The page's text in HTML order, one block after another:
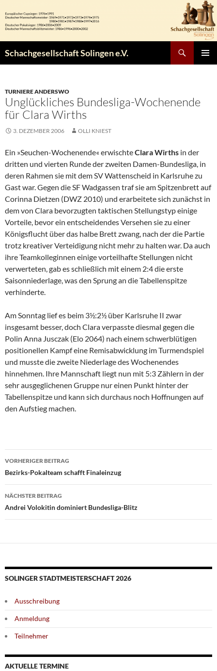
Inhalt
springen
Schachgesellschaft Solingen e.V.
TURNIERE ANDERSWO
Unglückliches Bundesliga-Wochenende
für Clara Wirths
3. DEZEMBER 2006 OLLI KNIEST
Ein »Seuchen-Wochenende« erwischteClara Wirths in der
dritten und vierten Runde der zweiten Damen-Bundesliga, in
deren Rahmen sie mit dem SV Wattenscheid in Karlsruhe zu
Gast war. Gegen die SF Wadgassen traf sie am Spitzenbrett auf
Corinna Dietzen (DWZ 2010) und erarbeitete sich zunächst in
dem von Clara bevorzugten taktischen Stellungstyp einige
Vorteile, bevor ein entscheidendes Versehen sie zu einer
Königsflucht über das halbe Brett zwang, nach der die Partie
trotz kreativer Verteidigung nicht mehr zu halten war. Da auch
ihre Teamkolleginnen einige vorteilhafte Stellungen nicht
verwerteten, gab es schließlich mit einem 2:4 die erste
Saisonniederlage, was den Sprung an die Tabellenspitze
verhinderte.
Am Sonntag lief es beim 3½:2½ über Karlsruhe II zwar
insgesamt besser, doch Clara verpasste diesmal gegen die
Polin Anna Jusczak (Elo 2064) nach einem schwerblütigen
positionellen Kampf eine Remisabwicklung im Turmendspiel
und musste die zweite Niederlage des Wochenendes
hinnehmen. Ihre Mannschaft liegt nun mit 5:3 Zählern in der
sehr ausgeglichenen Gruppe nur einen Punkt hinter der
Tabellenspitze und kann sich durchaus noch Hoffnungen auf
den Aufstieg machen.
Beitragsnavigation
VORHERIGER BEITRAG
Bezirks-Pokalteam schafft Finaleinzug
NÄCHSTER BEITRAG
Andrei Volokitin dominiert Bundesliga-Blitz
SOLINGER STADTMEISTERSCHAFT 2026
Ausschreibung
Anmeldung
Teilnehmer
AKTUELLE TERMINE